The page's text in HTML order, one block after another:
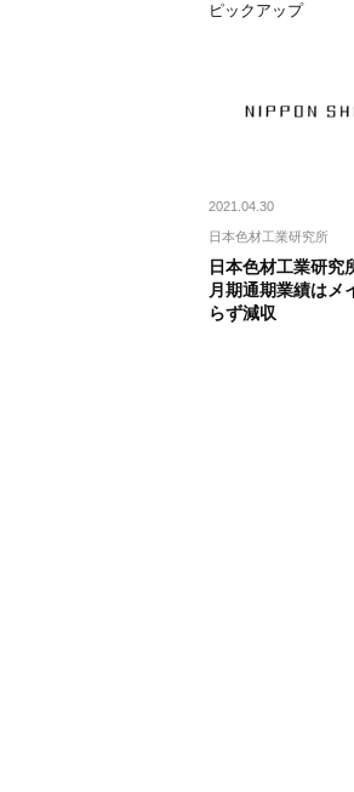
ピックアップ
2021.04.30
日本色材工業研究所
日本色材工業研究
月期通期業績はメ
らず減収